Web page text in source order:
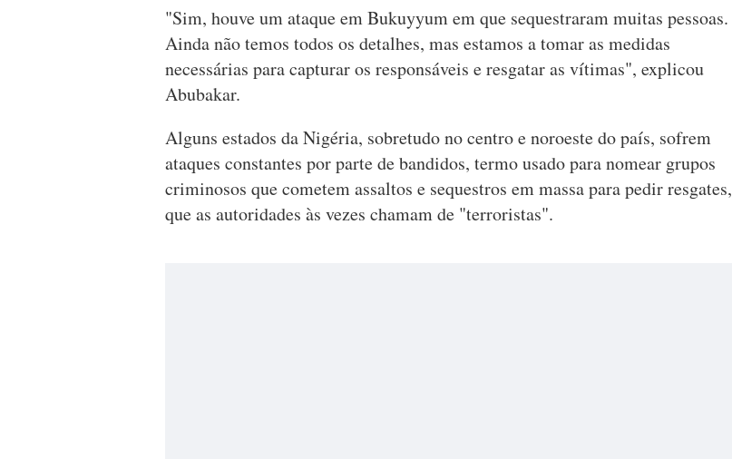
"Sim, houve um ataque em Bukuyyum em que sequestraram muitas pessoas.
Ainda não temos todos os detalhes, mas estamos a tomar as medidas
necessárias para capturar os responsáveis e resgatar as vítimas", explicou
Abubakar.
Alguns estados da Nigéria, sobretudo no centro e noroeste do país, sofrem
ataques constantes por parte de bandidos, termo usado para nomear grupos
criminosos que cometem assaltos e sequestros em massa para pedir resgates,
que as autoridades às vezes chamam de "terroristas".